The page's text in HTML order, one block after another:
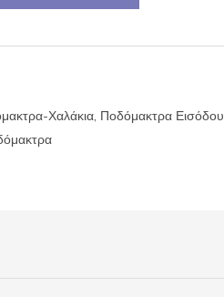
Χαλάκια, Ποδόμακτρα Εισόδου